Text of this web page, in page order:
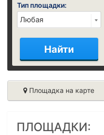
Тип площадки:
Найти
Площадка на карте
ПЛОЩАДКИ: